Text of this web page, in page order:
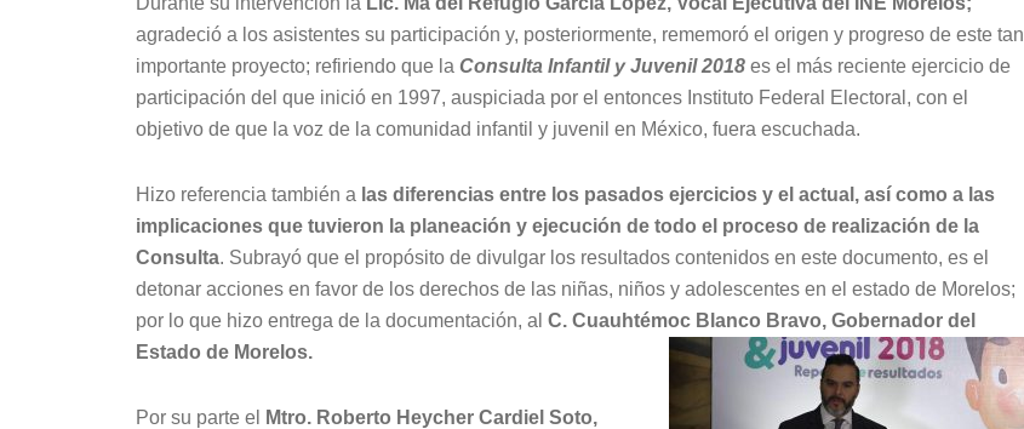
agradeció a los asistentes su participación y, posteriormente, rememoró el origen y progreso de este tan
importante proyecto; refiriendo que la Consulta Infantil y Juvenil 2018 es el más reciente ejercicio de
participación del que inició en 1997, auspiciada por el entonces Instituto Federal Electoral, con el
objetivo de que la voz de la comunidad infantil y juvenil en México, fuera escuchada.
Hizo referencia también a las diferencias entre los pasados ejercicios y el actual, así como a las
implicaciones que tuvieron la planeación y ejecución de todo el proceso de realización de la
Consulta. Subrayó que el propósito de divulgar los resultados contenidos en este documento, es el
detonar acciones en favor de los derechos de las niñas, niños y adolescentes en el estado de Morelos;
por lo que hizo entrega de la documentación, al C. Cuauhtémoc Blanco Bravo, Gobernador del
Estado de Morelos.
Por su parte el
Mtro. Roberto Heycher Cardiel Soto,